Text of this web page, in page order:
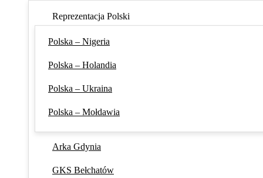
Reprezentacja Polski
Polska – Nigeria
Polska – Holandia
Polska – Ukraina
Polska – Mołdawia
Arka Gdynia
GKS Bełchatów